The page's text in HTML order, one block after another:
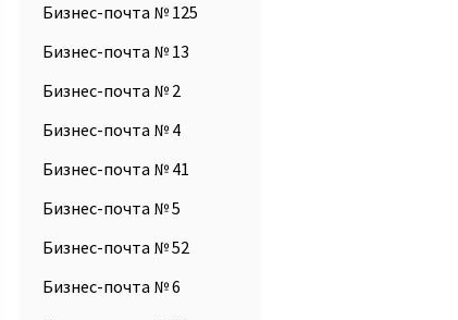
Бизнес-почта № 125
Бизнес-почта № 13
Бизнес-почта № 2
Бизнес-почта № 4
Бизнес-почта № 41
Бизнес-почта № 5
Бизнес-почта № 52
Бизнес-почта № 6